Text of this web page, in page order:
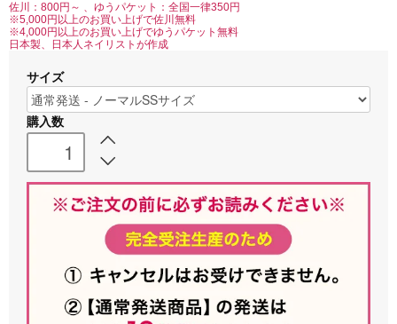
佐川：800円～ 、ゆうパケット：全国一律350円
※5,000円以上のお買い上げで佐川無料
※4,000円以上のお買い上げでゆうパケット無料
日本製、日本人ネイリストが作成
サイズ
購入数